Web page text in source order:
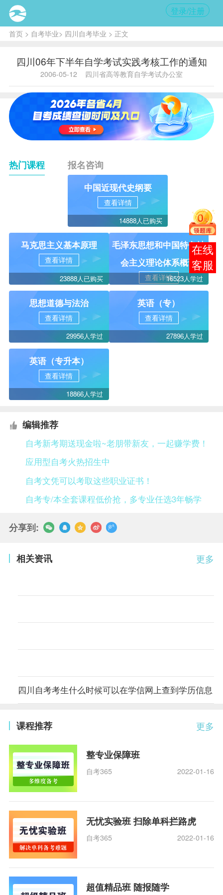
登录/注册
首页> 自考毕业> 四川自考毕业 > 正文
四川06年下半年自学考试实践考核工作的通知
2006-05-12 四川省高等教育自学考试办公室
热门课程 报名咨询
中国近现代史纲要
查看详情
14888人已购买
马克思主义基本原理
查看详情
23888人已购买
毛泽东思想和中国特色社
会主义理论体系概论
查看详情16523人学过
思想道德与法治
查看详情
29956人学过
英语（专）
查看详情
27896人学过
英语（专升本）
查看详情
18866人学过
编辑推荐
自考新考期送现金啦~老朋带新友，一起赚学费！
应用型自考火热招生中
自考文凭可以考取这些职业证书！
自考专/本全套课程低价抢，多专业任选3年畅学
分享到:
更多
相关资讯
四川自考考生什么时候可以在学信网上查到学历信息
更多
课程推荐
整专业保障班
自考365 2022-01-16
无忧实验班 扫除单科拦路虎
自考365 2022-01-16
超值精品班 随报随学
在线
客服